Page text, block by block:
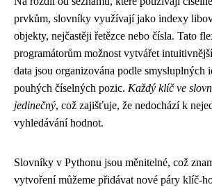
prvkům, slovníky využívají jako indexy
objekty, nejčastěji řetězce nebo čísla. Tato
programátorům možnost vytvářet
data jsou organizována podle smysluplných
pouhých číselných pozic. Každý klíč ve
jedinečný, což zajišťuje, že nedochází k
vyhledávání hodnot.
Slovníky v Pythonu jsou měnitelné, což
vytvoření můžeme přidávat nové páry klíč-